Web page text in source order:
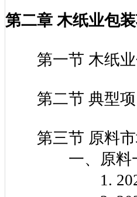
第二章 木纸业包
第一节 木纸业
第二节 典型项
第三节 原料市
一、原料
1.